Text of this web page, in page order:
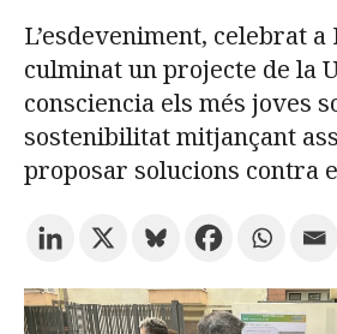
Més categories
Subscriu-te als butlletins de la
L’esdeveniment, celebrat a
culminat un projecte de la
consciencia els més joves
sostenibilitat mitjançant
proposar solucions contra